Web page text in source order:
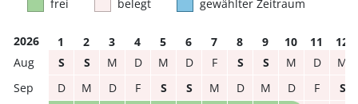
frei belegt gewählter Zeitraum
2026 1 2 3 4 5 6 7 8 9 10 11
12
S
S M D M D F S S M D
M
D
M D F S S M D M D F
S